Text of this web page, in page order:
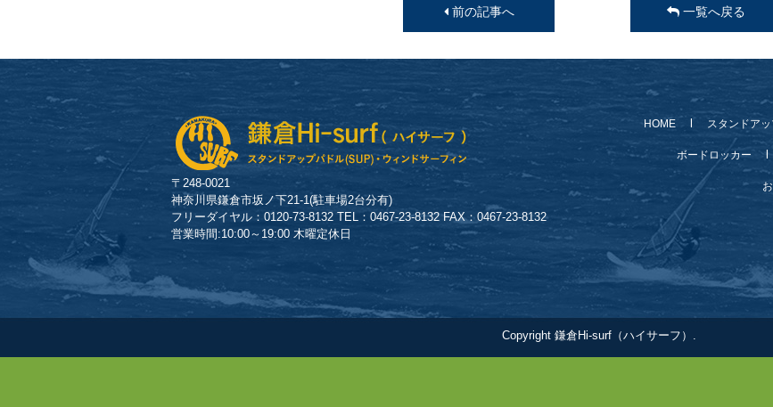
前の記事へ 一覧へ戻る
〒248-0021
神奈川県鎌倉市坂ノ下21-1(駐車場2台分有)
フリーダイヤル：0120-73-8132 TEL：0467-23-8132 FAX：0467-23-8132
営業時間:10:00～19:00 木曜定休日
HOME スタンドア
ボードロッカー
Copyright 鎌倉Hi-surf（ハイサーフ）.